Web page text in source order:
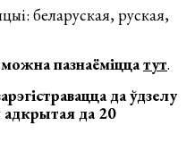
беларуская, руская,
пазнаёміццатут.
да ўдзелу
адкрытая да 20